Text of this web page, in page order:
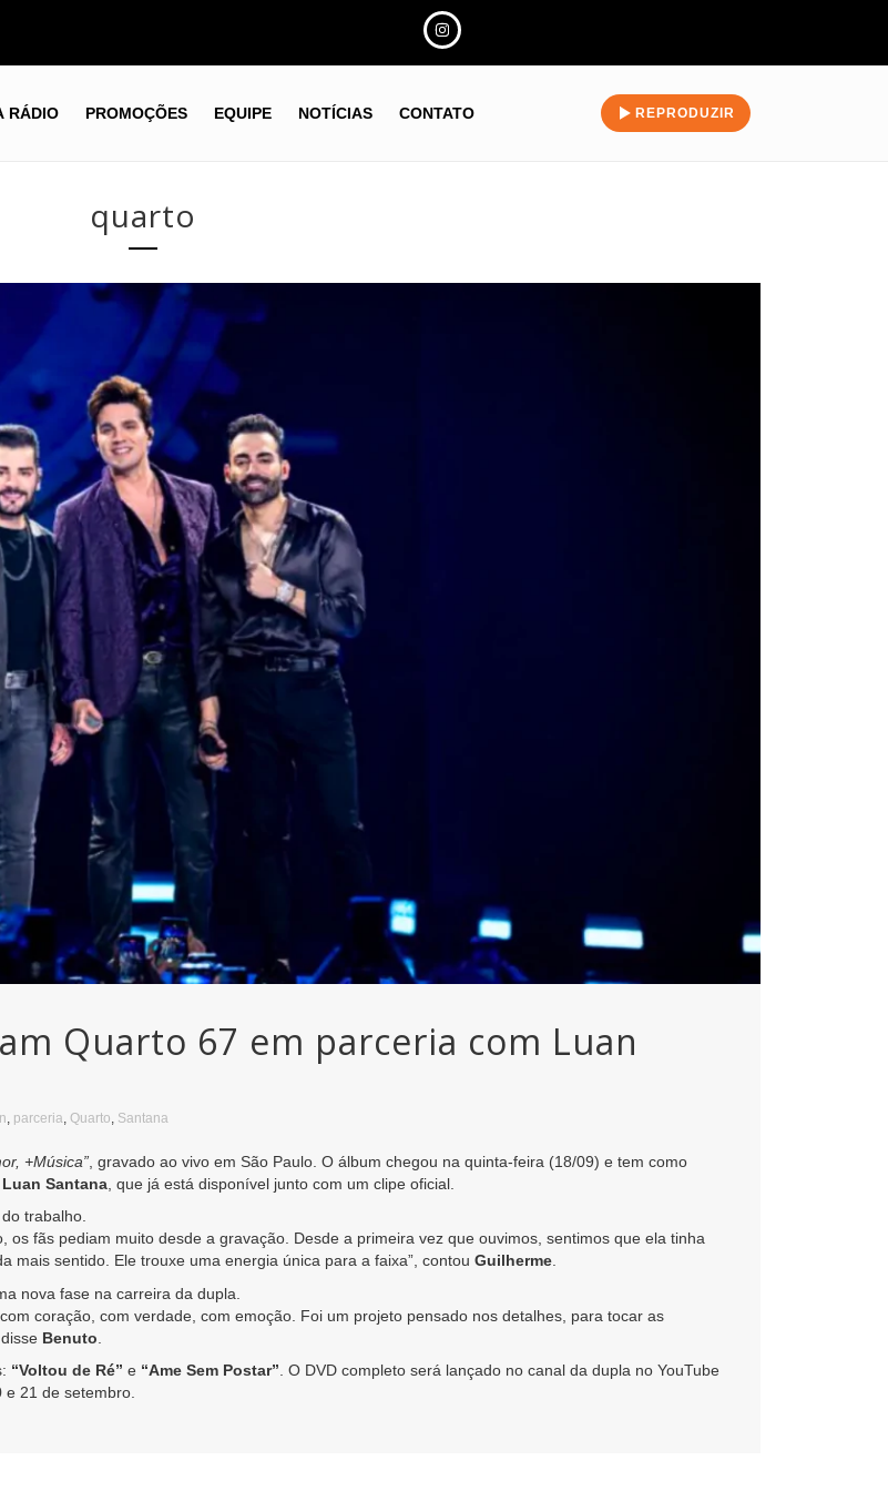
RÁDIO PROMOÇÕES EQUIPE NOTÍCIAS CONTATO REPRODUZIR
quarto
Quarto 67 em parceria com Luan
, parceria, Quarto, Santana
+Música” , gravado ao vivo em São Paulo. O álbum chegou na quinta-feira (18/09) e tem como
Luan Santana , que já está disponível junto com um clipe oficial.
trabalho.
os fãs pediam muito desde a gravação. Desde a primeira vez que ouvimos, sentimos que ela tinha
mais sentido. Ele trouxe uma energia única para a faixa”, contou Guilherme.
nova fase na carreira da dupla.
coração, com verdade, com emoção. Foi um projeto pensado nos detalhes, para tocar as
Benuto
“Voltou de Ré” e “Ame Sem Postar” . O DVD completo será lançado no canal da dupla no YouTube
21 de setembro.